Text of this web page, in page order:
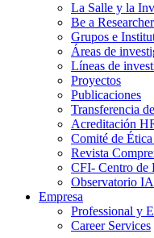
La Salle y la
Be a Researcher
Grupos e
Áreas de
Líneas de
Proyectos
Publicaciones
Transferencia
Acreditación
Comité de
Revista
CFI- Centro de
Observatorio IA
Empresa
Professional y
Career Services